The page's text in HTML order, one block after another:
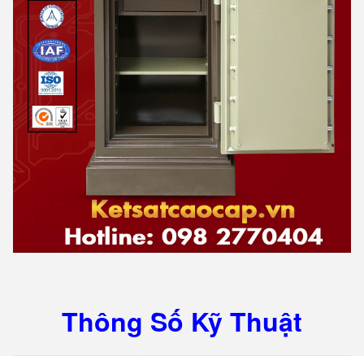
Thông Số Kỹ Thuật